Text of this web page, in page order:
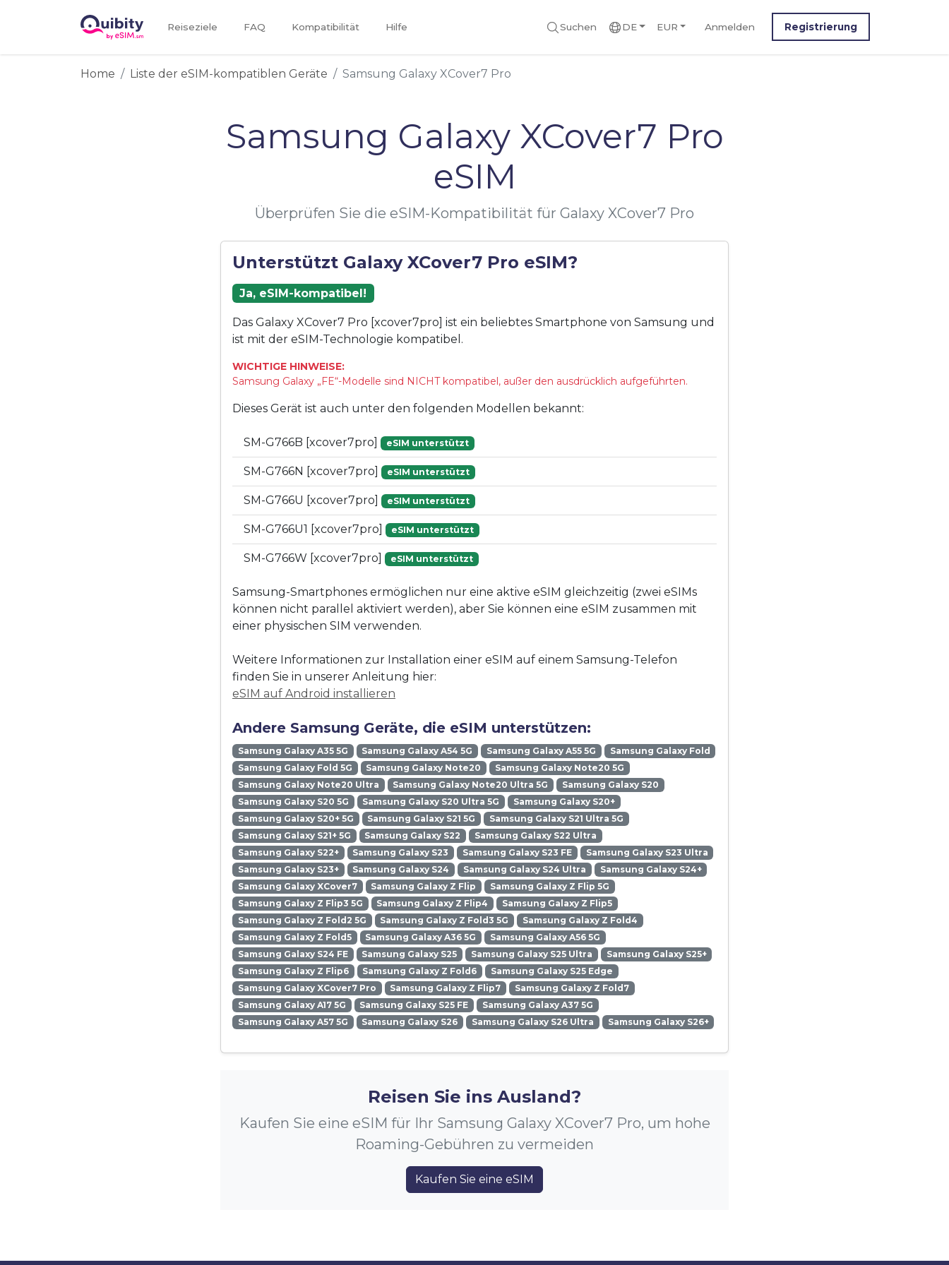
Reiseziele FAQ Kompatibilität Hilfe Suchen DE EUR Anmelden Registrierung
Home Liste der eSIM-kompatiblen Geräte Samsung Galaxy XCover7 Pro
Samsung Galaxy XCover7 Pro
eSIM
Überprüfen Sie die eSIM-Kompatibilität für Galaxy XCover7 Pro
Unterstützt Galaxy XCover7 Pro eSIM?
Ja, eSIM-kompatibel!
Das Galaxy XCover7 Pro [xcover7pro] ist ein beliebtes Smartphone von Samsung und
ist mit der eSIM-Technologie kompatibel.
WICHTIGE HINWEISE:
Samsung Galaxy „FE“-Modelle sind NICHT kompatibel, außer den ausdrücklich aufgeführten.
Dieses Gerät ist auch unter den folgenden Modellen bekannt:
SM-G766B [xcover7pro] eSIM unterstützt
SM-G766N [xcover7pro] eSIM unterstützt
SM-G766U [xcover7pro] eSIM unterstützt
SM-G766U1 [xcover7pro] eSIM unterstützt
SM-G766W [xcover7pro] eSIM unterstützt
Samsung-Smartphones ermöglichen nur eine aktive eSIM gleichzeitig (zwei eSIMs
können nicht parallel aktiviert werden), aber Sie können eine eSIM zusammen mit
einer physischen SIM verwenden.
Weitere Informationen zur Installation einer eSIM auf einem Samsung-Telefon
finden Sie in unserer Anleitung hier:
eSIM auf Android installieren
Andere Samsung Geräte, die eSIM unterstützen:
Samsung Galaxy A35 5G Samsung Galaxy A54 5G Samsung Galaxy A55 5G
Samsung Galaxy Fold
Samsung Galaxy Fold 5G
Samsung Galaxy Note20
Samsung Galaxy Note20 5G
Samsung Galaxy Note20 Ultra
Samsung Galaxy Note20 Ultra 5G
Samsung Galaxy S20
Samsung Galaxy S20 5G
Samsung Galaxy S20 Ultra 5G
Samsung Galaxy S20+
Samsung Galaxy S20+ 5G
Samsung Galaxy S21 5G
Samsung Galaxy S21 Ultra 5G
Samsung Galaxy S21+ 5G
Samsung Galaxy S22
Samsung Galaxy S22 Ultra
Samsung Galaxy S22+
Samsung Galaxy S23 Samsung Galaxy S23 FE
Samsung Galaxy S23 Ultra
Samsung Galaxy S23+
Samsung Galaxy S24 Samsung Galaxy S24 Ultra
Samsung Galaxy S24+
Samsung Galaxy XCover7
Samsung Galaxy Z Flip
Samsung Galaxy Z Flip 5G
Samsung Galaxy Z Flip3 5G
Samsung Galaxy Z Flip4
Samsung Galaxy Z Flip5
Samsung Galaxy Z Fold2 5G
Samsung Galaxy Z Fold3 5G
Samsung Galaxy Z Fold4
Samsung Galaxy Z Fold5
Samsung Galaxy A36 5G
Samsung Galaxy A56 5G
Samsung Galaxy S24 FE
Samsung Galaxy S25 Samsung Galaxy S25 Ultra
Samsung Galaxy S25+
Samsung Galaxy Z Flip6
Samsung Galaxy Z Fold6
Samsung Galaxy S25 Edge
Samsung Galaxy XCover7 Pro
Samsung Galaxy Z Flip7
Samsung Galaxy Z Fold7
Samsung Galaxy A17 5G
Samsung Galaxy S25 FE
Samsung Galaxy A37 5G
Samsung Galaxy A57 5G
Samsung Galaxy S26 Samsung Galaxy S26 Ultra Samsung Galaxy S26+
Reisen Sie ins Ausland?
Kaufen Sie eine eSIM für Ihr Samsung Galaxy XCover7 Pro, um hohe
Roaming-Gebühren zu vermeiden
Kaufen Sie eine eSIM